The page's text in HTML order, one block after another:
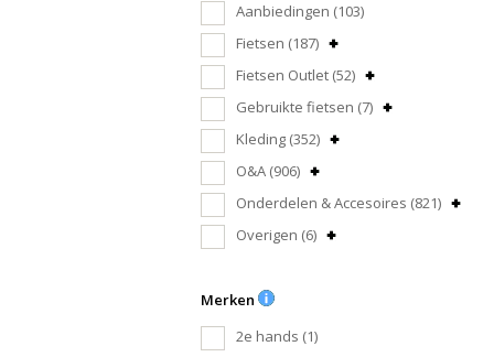
Aanbiedingen (103)
Fietsen (187)
Fietsen Outlet (52)
Gebruikte fietsen (7)
Kleding (352)
O&A (906)
Onderdelen & Accesoires (821)
Overigen (6)
Merken
2e hands (1)